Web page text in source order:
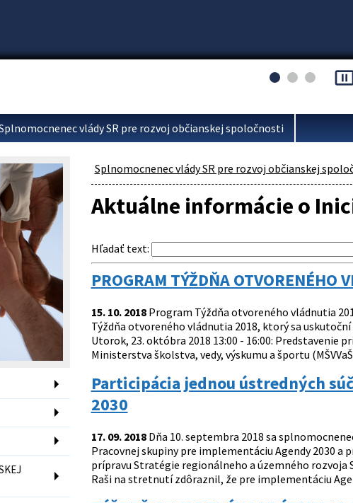
vlády SR pre rozvoj občianskej spoločnosti
Splnomocnenec vlády SR pre rozvoj občianskej
Aktuálne informácie o
Hľadať text:
PROGRAM TÝŽDŇA OTVORENÉHO
15. 10. 2018Program Týždňa otvoreného vládnutia
Týždňa otvoreného vládnutia 2018, ktorý sa
Utorok, 23. októbra 2018 13:00 - 16:00:
Ministerstva školstva, vedy, výskumu a športu
Participácia jednou ústredných
2030
17. 09. 2018Dňa 10. septembra 2018 sa
Pracovnej skupiny pre implementáciu Agendy 2030 a
prípravu Stratégie regionálneho a územného rozvoja
Raši na stretnutí zdôraznil, že pre implementáciu